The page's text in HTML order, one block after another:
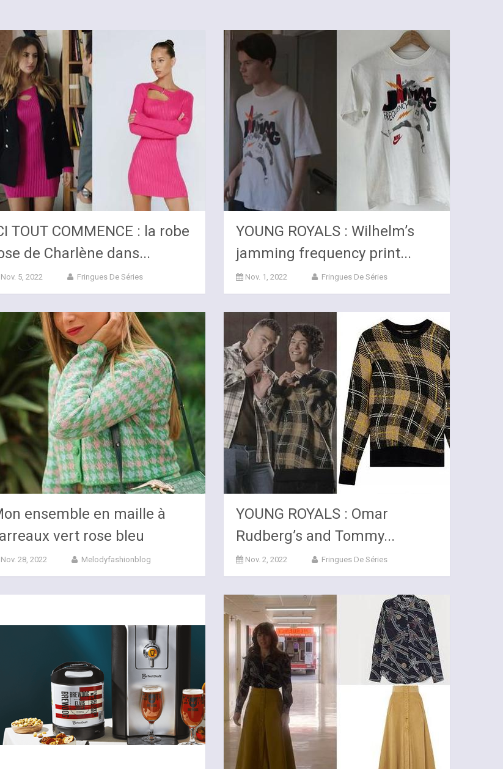
TOUT COMMENCE : la robe
de Charlène dans...
Nov. 5, 2022 Fringues De Séries
YOUNG ROYALS : Wilhelm’s
jamming frequency print...
Nov. 1, 2022 Fringues De Séries
ensemble en maille à
vert rose bleu
Nov. 28, 2022 Melodyfashionblog
YOUNG ROYALS : Omar
Rudberg’s and Tommy...
Nov. 2, 2022 Fringues De Séries